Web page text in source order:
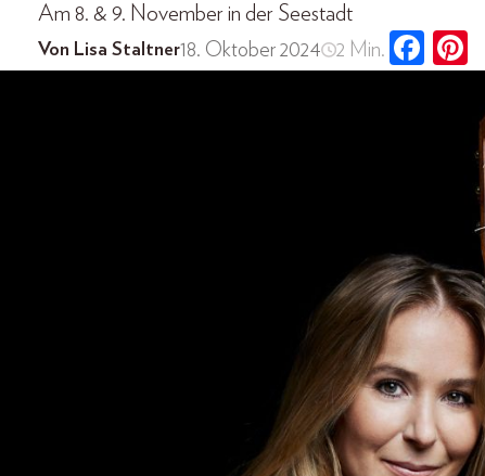
Am 8. & 9. November in der Seestadt
Von Lisa Staltner18. Oktober 2024 2 Min.